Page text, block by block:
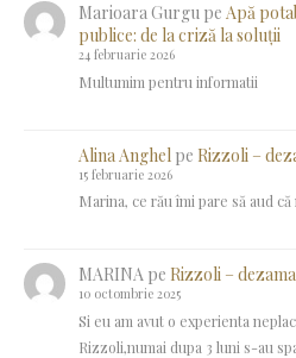
Marioara Gurgupe Apă
publice: de la criză la soluții
24 februarie 2026
Multumim pentru informatii
Alina Anghel pe Rizzoli –
15 februarie 2026
Marina, ce rău îmi pare să aud
MARINApe Rizzoli –
10 octombrie 2025
Si eu am avut o experienta
Rizzoli,numai dupa 3 luni s-au